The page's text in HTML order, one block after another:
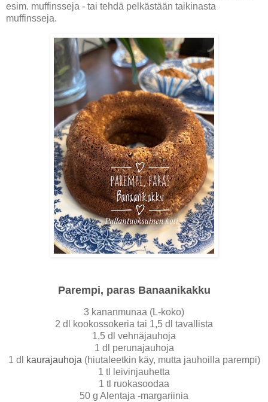
esim. muffinsseja - tai tehdä pelkästään taikinasta
muffinsseja.
Parempi, paras Banaanikakku
3 kananmunaa (L-koko)
2 dl kookossokeria tai 1,5 dl tavallista
1,5 dl vehnäjauhoja
1 dl perunajauhoja
1 dl
kaurajauhoja(hiutaleetkin käy, mutta jauhoilla parempi)
1 tl leivinjauhetta
1 tl ruokasoodaa
50 g Alentaja -margariinia